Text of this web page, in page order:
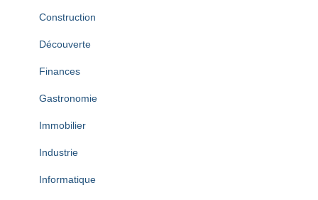
Construction
Découverte
Finances
Gastronomie
Immobilier
Industrie
Informatique